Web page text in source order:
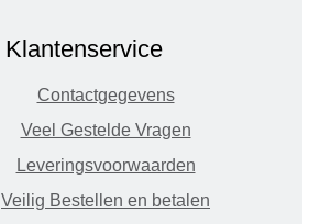
Klantenservice
Contactgegevens
Veel Gestelde Vragen
Leveringsvoorwaarden
Veilig Bestellen en betalen